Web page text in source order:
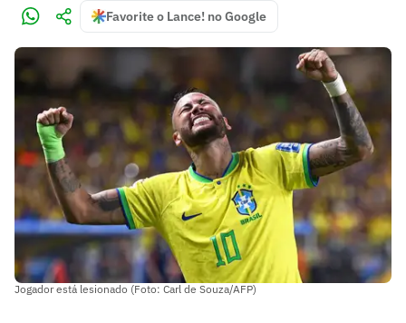
Favorite o Lance! no Google
Jogador está lesionado (Foto: Carl de Souza/AFP)